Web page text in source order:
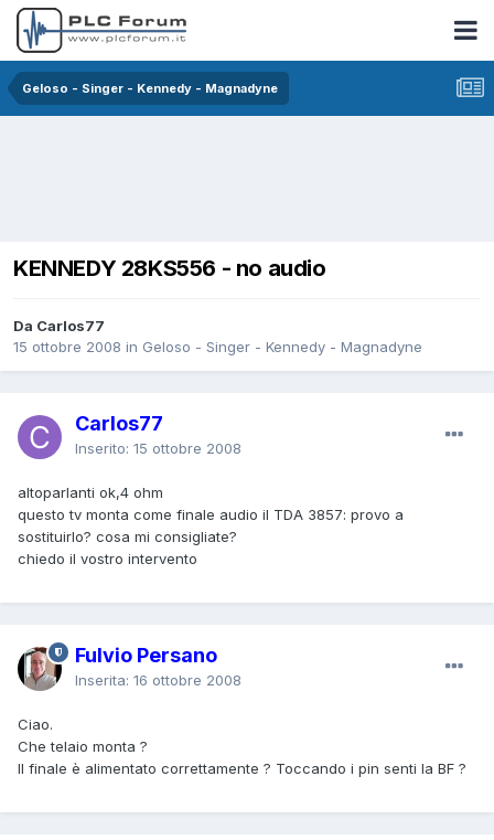
Geloso - Singer - Kennedy - Magnadyne
KENNEDY 28KS556 - no audio
Da Carlos77
15 ottobre 2008 in Geloso - Singer - Kennedy - Magnadyne
Carlos77
Inserito: 15 ottobre 2008
altoparlanti ok,4 ohm
questo tv monta come finale audio il TDA 3857: provo a
sostituirlo? cosa mi consigliate?
chiedo il vostro intervento
Fulvio Persano
Inserita: 16 ottobre 2008
Ciao.
Che telaio monta ?
Il finale è alimentato correttamente ? Toccando i pin senti la BF ?